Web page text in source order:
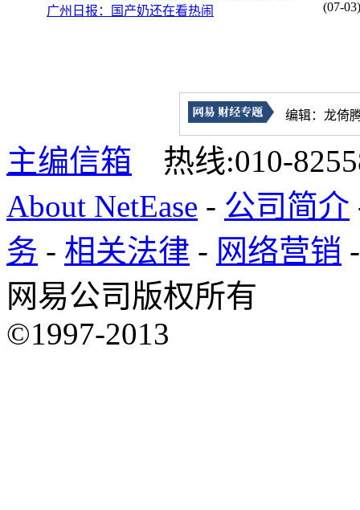
广州日报：国产奶还在看热闹
(07-03)
编辑：龙倚
主编信箱 热线:010-
About NetEase - 公司简介
务 - 相关法律 - 网络营销
网易公司版权所有
©1997-2013